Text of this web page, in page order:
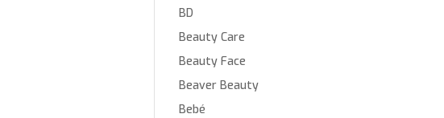
BD
Beauty Care
Beauty Face
Beaver Beauty
Bebé